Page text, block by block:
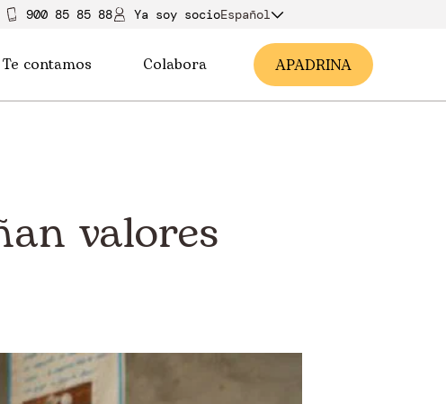
900 85 85 88 Ya soy socioEspañol
Te contamos Colabora APADRINA
valores